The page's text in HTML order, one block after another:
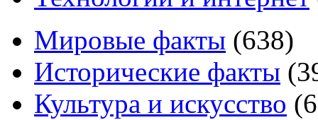
Мировые факты (638)
Исторические факты (
Культура и искусство (